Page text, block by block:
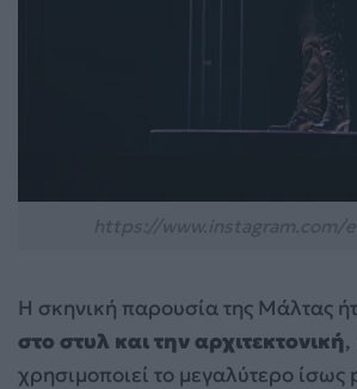
Η σκηνική παρουσία της Μάλτας
στο στυλ και την αρχιτεκτονική,
χρησιμοποιεί το μεγαλύτερο ίσως